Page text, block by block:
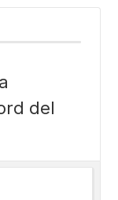
del